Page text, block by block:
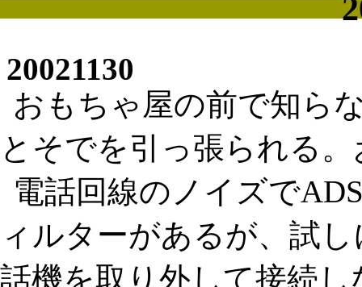
20021130
おもちゃ屋の前で知ら
とそでを引っ張られる
電話回線のノイズで
ィルターがあるが、試
話機を取り外して接続